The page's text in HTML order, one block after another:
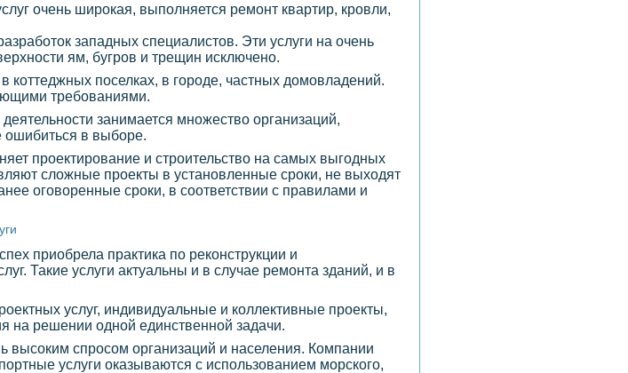
очень широкая, выполняется ремонт квартир, кровли,
западных специалистов. Эти услуги на очень
ям, бугров и трещин исключено.
коттеджных поселках, в городе, частных домовладений.
требованиями.
занимается множество организаций,
ошибиться в выборе.
проектирование и строительство на самых выгодных
сложные проекты в установленные сроки, не выходят
оговоренные сроки, в соответствии с правилами и
приобрела практика по реконструкции и
Такие услуги актуальны и в случае ремонта зданий, и в
услуг, индивидуальные и коллективные проекты,
на решении одной единственной задачи.
высоким спросом организаций и населения. Компании
услуги оказываются с использованием морского,